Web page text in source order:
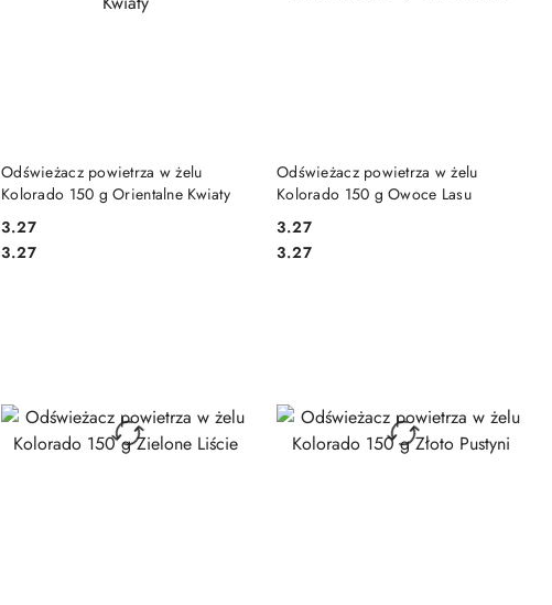
Odświeżacz powietrza w żelu
Kolorado 150 g Orientalne Kwiaty
Cena:
3.27
Cena:
3.27
DO KOSZYKA
Odświeżacz powietrza w żelu
Kolorado 150 g Owoce Lasu
Cena:
3.27
Cena:
3.27
DO KOSZYKA